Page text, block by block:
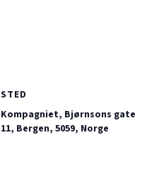
STED
Kompagniet, Bjørnsons gate
11, Bergen, 5059, Norge